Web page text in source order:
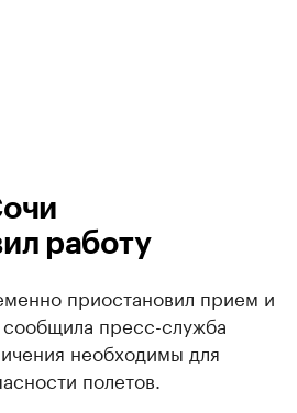
работу
приостановил прием и
пресс-служба
необходимы для
полетов.